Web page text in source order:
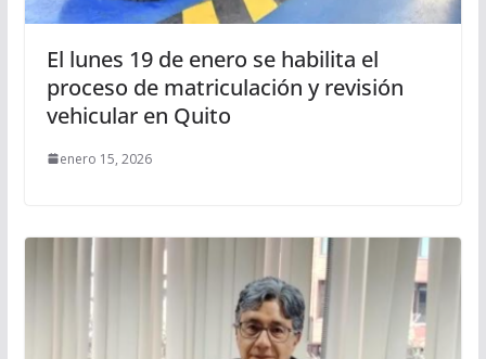
El lunes 19 de enero se habilita el
proceso de matriculación y revisión
vehicular en Quito
enero 15, 2026